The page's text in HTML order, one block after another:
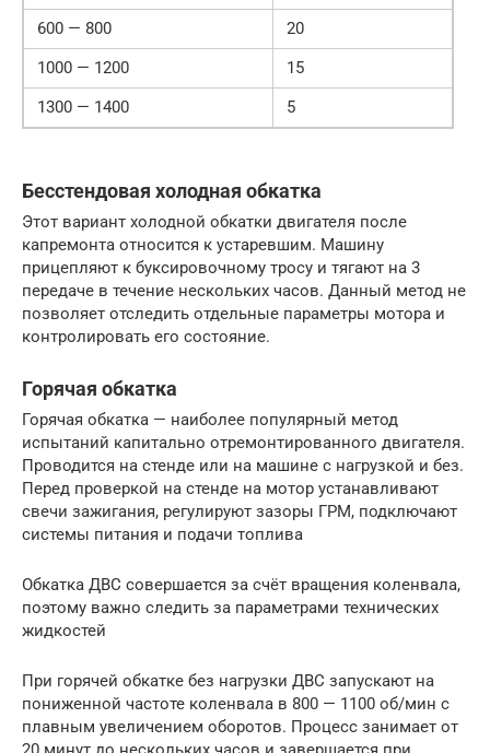
600 — 800
20
1000 — 1200
15
1300 — 1400
5
Бесстендовая холодная обкатка
Этот вариант холодной обкатки двигателя после
капремонта относится к устаревшим. Машину
прицепляют к буксировочному тросу и тягают на 3
передаче в течение нескольких часов. Данный метод не
позволяет отследить отдельные параметры мотора и
контролировать его состояние.
Горячая обкатка
Горячая обкатка — наиболее популярный метод
испытаний капитально отремонтированного двигателя.
Проводится на стенде или на машине с нагрузкой и без.
Перед проверкой на стенде на мотор устанавливают
свечи зажигания, регулируют зазоры ГРМ, подключают
системы питания и подачи топлива
Обкатка ДВС совершается за счёт вращения коленвала,
поэтому важно следить за параметрами технических
жидкостей
При горячей обкатке без нагрузки ДВС запускают на
пониженной частоте коленвала в 800 — 1100 об/мин с
плавным увеличением оборотов. Процесс занимает от